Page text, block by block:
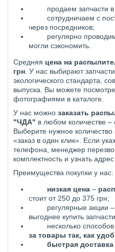
продаем запчасти
сотрудничаем с
через посредников;
регулярно
могли сэкономить.
Средняя цена на
грн . У нас выбирают
экологического стандарта,
выпуска. Вы можете
фотографиями в каталоге.
У нас можно заказать
"ЧДА" в любом количестве –
Выберите нужное
«заказ в один клик». Если
телефона, менеджер
комплектность и узнать
Преимущества покупки у нас:
низкая цена –
стоит от 250 до 375 грн;
регулярные акции
выгоднее купить
несколько
за товары так, как
быстрая доставка